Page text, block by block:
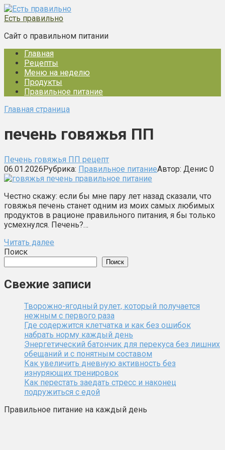
Перейти
к
Есть правильно
Сайт о правильном питании
Главная
Рецепты
Меню на неделю
Продукты
Правильное питание
Главная страница
печень говяжья ПП
Печень говяжья ПП рецепт
06.01.2026Рубрика: Правильное питаниеАвтор: Денис 0
Честно скажу: если бы мне пару лет назад сказали, что
говяжья печень станет одним из моих самых любимых
продуктов в рационе правильного питания, я бы только
усмехнулся. Печень?…
Читать далее
Поиск
Поиск
Свежие записи
Творожно-ягодный рулет, который получается
нежным с первого раза
Где содержится клетчатка и как без ошибок
набрать норму каждый день
Энергетический батончик для перекуса без лишних
обещаний и с понятным составом
Как увеличить дневную активность без
изнуряющих тренировок
Как перестать заедать стресс и наконец
подружиться с едой
Правильное питание на каждый день